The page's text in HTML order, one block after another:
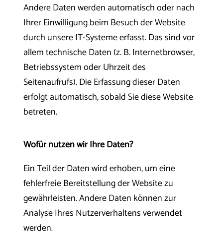
Andere Daten werden automatisch oder nach
Ihrer Einwilligung beim Besuch der Website
durch unsere IT-Systeme erfasst. Das sind vor
allem technische Daten (z. B. Internetbrowser,
Betriebssystem oder Uhrzeit des
Seitenaufrufs). Die Erfassung dieser Daten
erfolgt automatisch, sobald Sie diese Website
betreten.
Wofür nutzen wir Ihre Daten?
Ein Teil der Daten wird erhoben, um eine
fehlerfreie Bereitstellung der Website zu
gewährleisten. Andere Daten können zur
Analyse Ihres Nutzerverhaltens verwendet
werden.